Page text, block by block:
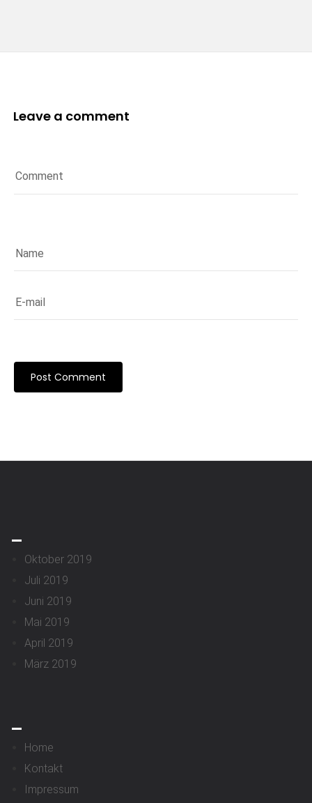
Leave a comment
Oktober 2019
Juli 2019
Juni 2019
Mai 2019
April 2019
März 2019
Home
Kontakt
Impressum